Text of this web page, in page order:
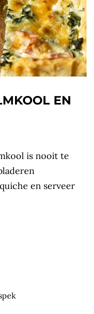
EN
is nooit te
en serveer